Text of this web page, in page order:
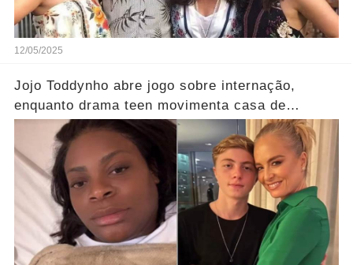
12/05/2025
Jojo Toddynho abre jogo sobre internação,
enquanto drama teen movimenta casa de
Angélica… Ver Mais